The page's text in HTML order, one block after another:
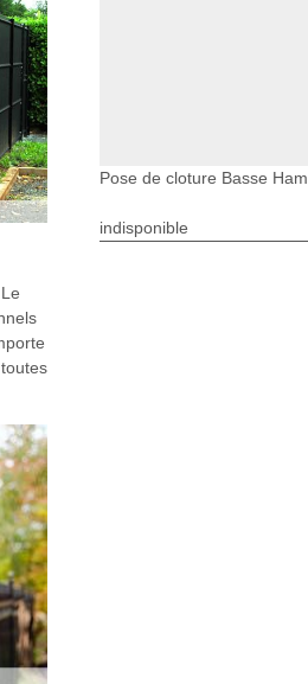
Pose de cloture Basse Ham
indisponible